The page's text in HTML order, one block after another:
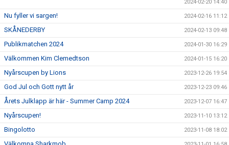
2024-02-20 14:40
Nu fyller vi sargen! 2024-02-16 11:12
SKÅNEDERBY 2024-02-13 09:48
Publikmatchen 2024 2024-01-30 16:29
Välkommen Kim Clemedtson 2024-01-15 16:20
Nyårscupen by Lions 2023-12-26 19:54
God Jul och Gott nytt år 2023-12-23 09:46
Årets Julklapp är här - Summer Camp 2024 2023-12-07 16:47
Nyårscupen! 2023-11-10 13:12
Bingolotto 2023-11-08 18:02